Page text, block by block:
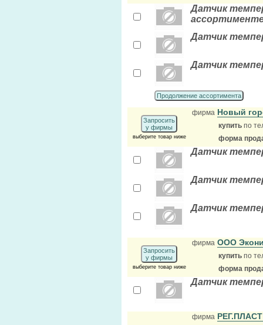
Датчик
Датчик
Датчик
Продолжение ассортимента
Запросить
у фирмы
выберите товар ниже
фирма Новый
купить по
форма
Датчик
Датчик
Датчик
Запросить
у фирмы
выберите товар ниже
фирма ООО
купить по
форма
Датчик
фирма